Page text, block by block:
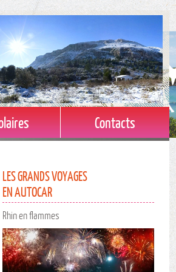
Contacts
LES GRANDS VOYAGES
EN AUTOCAR
Croisière Caraïbes
Du 23 au 31 Janvier 2027
+ D'INFOS